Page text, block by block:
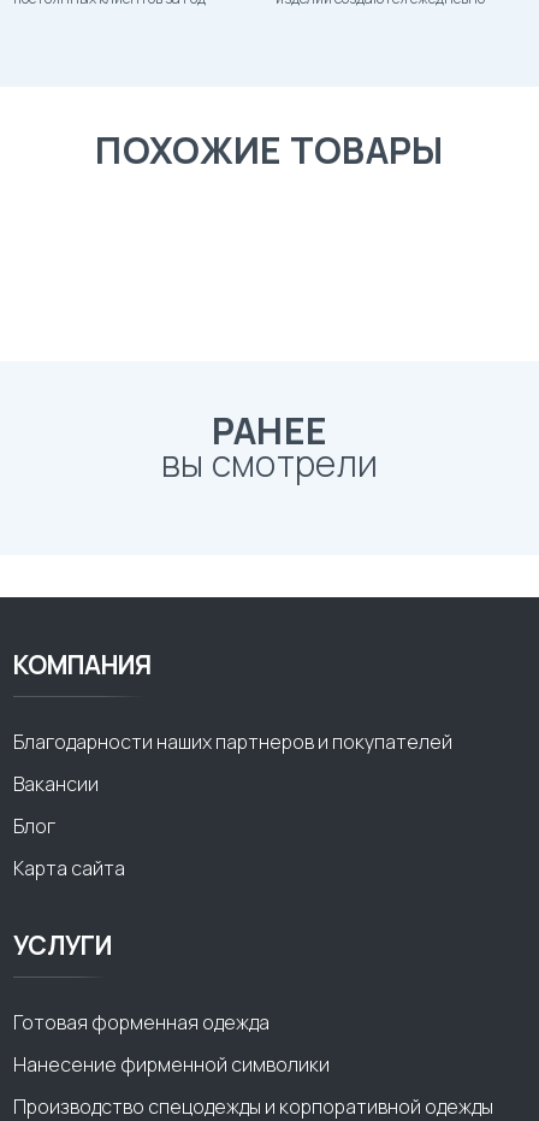
ПОХОЖИЕ ТОВАРЫ
РАНЕЕ
вы смотрели
КОМПАНИЯ
Благодарности наших партнеров и покупателей
Вакансии
Блог
Карта сайта
УСЛУГИ
Готовая форменная одежда
Нанесение фирменной символики
Производство спецодежды и корпоративной одежды